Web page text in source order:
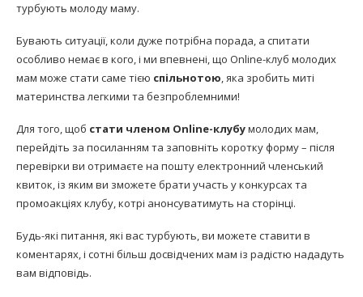
турбують молоду маму.
Бувають ситуації, коли дуже потрібна порада, а спитати
особливо немає в кого, і ми впевнені, що Online-клуб молодих
мам може стати саме тією спільнотою, яка зробить миті
материнства легкими та безпроблемними!
Для того, щоб стати членом Online-клубумолодих мам,
перейдіть за посиланням та заповніть коротку форму – після
перевірки ви отримаєте на пошту електронний членський
квиток, із яким ви зможете брати участь у конкурсах та
промоакціях клубу, котрі анонсуватимуть на сторінці.
Будь-які питання, які вас турбують, ви можете ставити в
коментарях, і сотні більш досвідчених мам із радістю нададуть
вам відповідь.